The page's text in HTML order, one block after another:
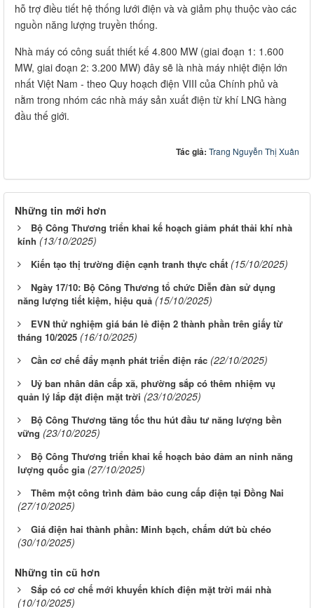
hỗ trợ điều tiết hệ thống lưới điện và và giảm phụ thuộc vào các
nguồn năng lượng truyền thống.
Nhà máy có công suất thiết kế 4.800 MW (giai đoạn 1: 1.600
MW, giai đoạn 2: 3.200 MW) đây sẽ là nhà máy nhiệt điện lớn
nhất Việt Nam - theo Quy hoạch điện VIII của Chính phủ và
nằm trong nhóm các nhà máy sản xuất điện từ khí LNG hàng
đầu thế giới.
Tác giả: Trang Nguyễn Thị Xuân
Những tin mới hơn
Bộ Công Thương triển khai kế hoạch giảm phát thải khí nhà
kính (13/10/2025)
Kiến tạo thị trường điện cạnh tranh thực chất (15/10/2025)
Ngày 17/10: Bộ Công Thương tổ chức Diễn đàn sử dụng
năng lượng tiết kiệm, hiệu quả (15/10/2025)
EVN thử nghiệm giá bán lẻ điện 2 thành phần trên giấy từ
tháng 10/2025 (16/10/2025)
Cần cơ chế đẩy mạnh phát triển điện rác (22/10/2025)
Uỷ ban nhân dân cấp xã, phường sắp có thêm nhiệm vụ
quản lý lắp đặt điện mặt trời (23/10/2025)
Bộ Công Thương tăng tốc thu hút đầu tư năng lượng bền
vững (23/10/2025)
Bộ Công Thương triển khai kế hoạch bảo đảm an ninh năng
lượng quốc gia (27/10/2025)
Thêm một công trình đảm bảo cung cấp điện tại Đồng Nai
(27/10/2025)
Giá điện hai thành phần: Minh bạch, chấm dứt bù chéo
(30/10/2025)
Những tin cũ hơn
Sắp có cơ chế mới khuyến khích điện mặt trời mái nhà
(10/10/2025)